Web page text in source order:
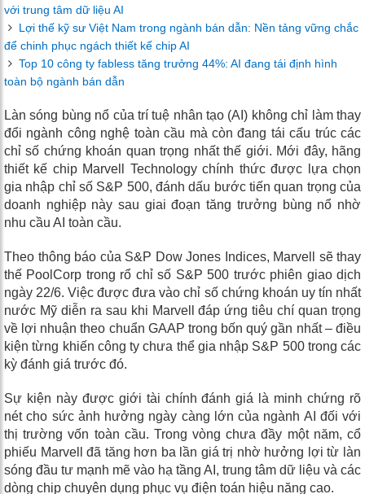
với trung tâm dữ liệu AI
Lợi thế kỹ sư Việt Nam trong ngành bán dẫn: Nền tảng vững chắc
để chinh phục ngách thiết kế chip AI
Top 10 công ty fabless tăng trưởng 44%: AI đang tái định hình
toàn bộ ngành bán dẫn
Làn sóng bùng nổ của trí tuệ nhân tạo (AI) không chỉ làm thay
đổi ngành công nghệ toàn cầu mà còn đang tái cấu trúc các
chỉ số chứng khoán quan trọng nhất thế giới. Mới đây, hãng
thiết kế chip Marvell Technology chính thức được lựa chọn
gia nhập chỉ số S&P 500, đánh dấu bước tiến quan trọng của
doanh nghiệp này sau giai đoạn tăng trưởng bùng nổ nhờ
nhu cầu AI toàn cầu.
Theo thông báo của S&P Dow Jones Indices, Marvell sẽ thay
thế PoolCorp trong rổ chỉ số S&P 500 trước phiên giao dịch
ngày 22/6. Việc được đưa vào chỉ số chứng khoán uy tín nhất
nước Mỹ diễn ra sau khi Marvell đáp ứng tiêu chí quan trọng
về lợi nhuận theo chuẩn GAAP trong bốn quý gần nhất – điều
kiện từng khiến công ty chưa thể gia nhập S&P 500 trong các
kỳ đánh giá trước đó.
Sự kiện này được giới tài chính đánh giá là minh chứng rõ
nét cho sức ảnh hưởng ngày càng lớn của ngành AI đối với
thị trường vốn toàn cầu. Trong vòng chưa đầy một năm, cổ
phiếu Marvell đã tăng hơn ba lần giá trị nhờ hưởng lợi từ làn
sóng đầu tư mạnh mẽ vào hạ tầng AI, trung tâm dữ liệu và các
dòng chip chuyên dụng phục vụ điện toán hiệu năng cao.